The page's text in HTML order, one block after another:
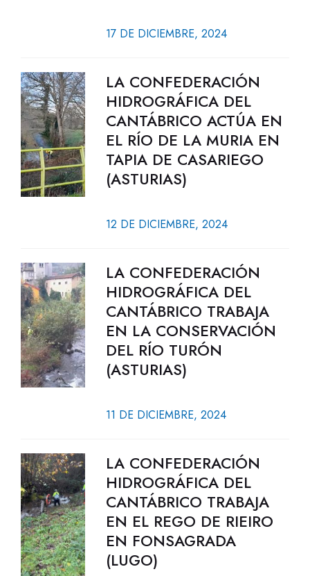
17 DE DICIEMBRE, 2024
LA CONFEDERACIÓN
HIDROGRÁFICA DEL
CANTÁBRICO ACTÚA EN
EL RÍO DE LA MURIA EN
TAPIA DE CASARIEGO
(ASTURIAS)
12 DE DICIEMBRE, 2024
LA CONFEDERACIÓN
HIDROGRÁFICA DEL
CANTÁBRICO TRABAJA
EN LA CONSERVACIÓN
DEL RÍO TURÓN
(ASTURIAS)
11 DE DICIEMBRE, 2024
LA CONFEDERACIÓN
HIDROGRÁFICA DEL
CANTÁBRICO TRABAJA
EN EL REGO DE RIEIRO
EN FONSAGRADA
(LUGO)